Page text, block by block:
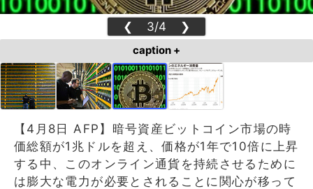
❮ 3/4 ❯
caption +
【4月8日 AFP】暗号資産ビットコイン市場の時
価総額が1兆ドルを超え、価格が1年で10倍に上昇
する中、このオンライン通貨を持続させるために
は膨大な電力が必要とされることに関心が移って